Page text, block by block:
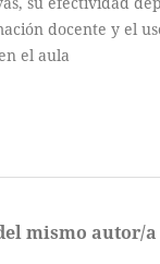
docente y el
el aula
mismo autor/a